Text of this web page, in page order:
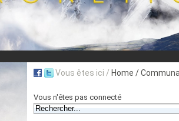
Vous êtes ici / Home /
Vous n'êtes pas connecté